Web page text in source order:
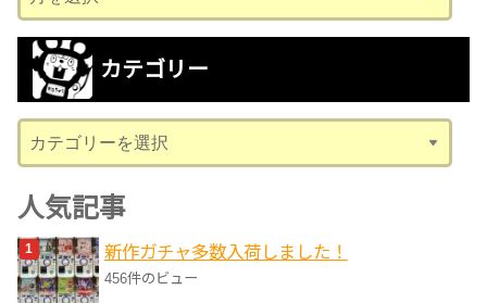
ー
カ
ブ
カテゴリー
テ
ゴ
リ
ー
人気記事
新作ガチャ多数入荷しました！
456件のビュー